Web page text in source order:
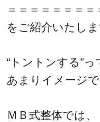
＝＝＝＝＝＝＝
をご紹介いたしま
“トントンする”っ
あまりイメージ
ＭＢ式整体では、